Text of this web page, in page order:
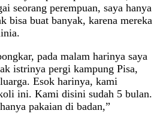
seorang perempuan, saya hanya
bisa buat banyak, karena mereka
pada malam harinya saya
istrinya pergi kampung Pisa,
Esok harinya, kami
ini. Kami disini sudah 5 bulan.
pakaian di badan,”